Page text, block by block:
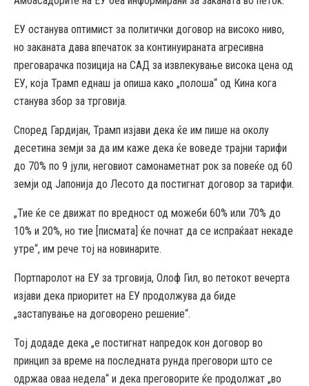
ЕУ останува оптимист за политички договор на високо ниво,
но заканата дава впечаток за континуираната агресивна
преговарачка позиција на САД за извлекување висока цена од
ЕУ, која Трамп еднаш ја опиша како „полоша“ од Кина кога
станува збор за трговија.
Според Гардијан, Трамп изјави дека ќе им пише на околу
десетина земји за да им каже дека ќе воведе трајни тарифи
до 70% по 9 јули, неговиот самонаметнат рок за повеќе од 60
земји од Јапонија до Лесото да постигнат договор за тарифи.
„Тие ќе се движат по вредност од можеби 60% или 70% до
10% и 20%, но тие [писмата] ќе почнат да се испраќаат некаде
утре“, им рече тој на новинарите.
Портпаролот на ЕУ за трговија, Олоф Гил, во петокот вечерта
изјави дека приоритет на ЕУ продолжува да биде
„застапување на договорено решение“.
Тој додаде дека „е постигнат напредок кон договор во
принцип за време на последната рунда преговори што се
одржаа оваа недела“ и дека преговорите ќе продолжат „во